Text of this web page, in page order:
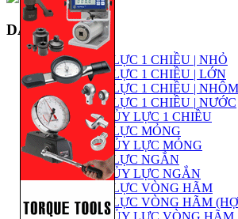
DANH MỤC
KÍCH THỦY LỰC 1 CHIỀU | NHỎ
KÍCH THỦY LỰC 1 CHIỀU | LỚN
KÍCH THỦY LỰC 1 CHIỀU | NHÔM
KÍCH THỦY LỰC 1 CHIỀU | NƯỚC
BỘ KÍCH THỦY LỰC 1 CHIỀU
KÍCH THỦY LỰC MỎNG
BỘ KÍCH THỦY LỰC MỎNG
KÍCH THỦY LỰC NGẮN
BỘ KÍCH THỦY LỰC NGẮN
KÍCH THỦY LỰC VÒNG HÃM
KÍCH THỦY LỰC VÒNG HÃM